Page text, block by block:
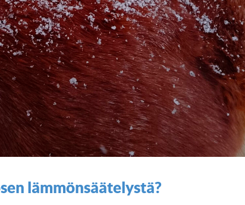
lämmönsäätelystä?